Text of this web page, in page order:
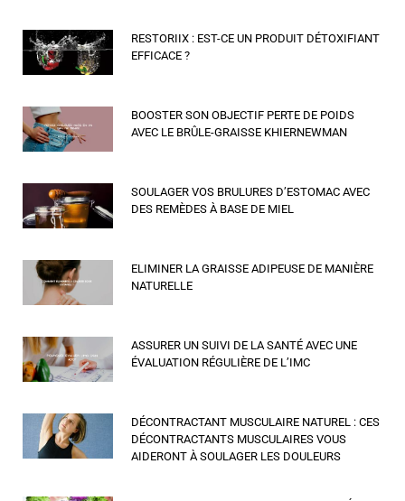
RESTORIIX : EST-CE UN PRODUIT DÉTOXIFIANT
EFFICACE ?
BOOSTER SON OBJECTIF PERTE DE POIDS
AVEC LE BRÛLE-GRAISSE KHIERNEWMAN
SOULAGER VOS BRULURES D’ESTOMAC AVEC
DES REMÈDES À BASE DE MIEL
ELIMINER LA GRAISSE ADIPEUSE DE MANIÈRE
NATURELLE
ASSURER UN SUIVI DE LA SANTÉ AVEC UNE
ÉVALUATION RÉGULIÈRE DE L’IMC
DÉCONTRACTANT MUSCULAIRE NATUREL : CES
DÉCONTRACTANTS MUSCULAIRES VOUS
AIDERONT À SOULAGER LES DOULEURS